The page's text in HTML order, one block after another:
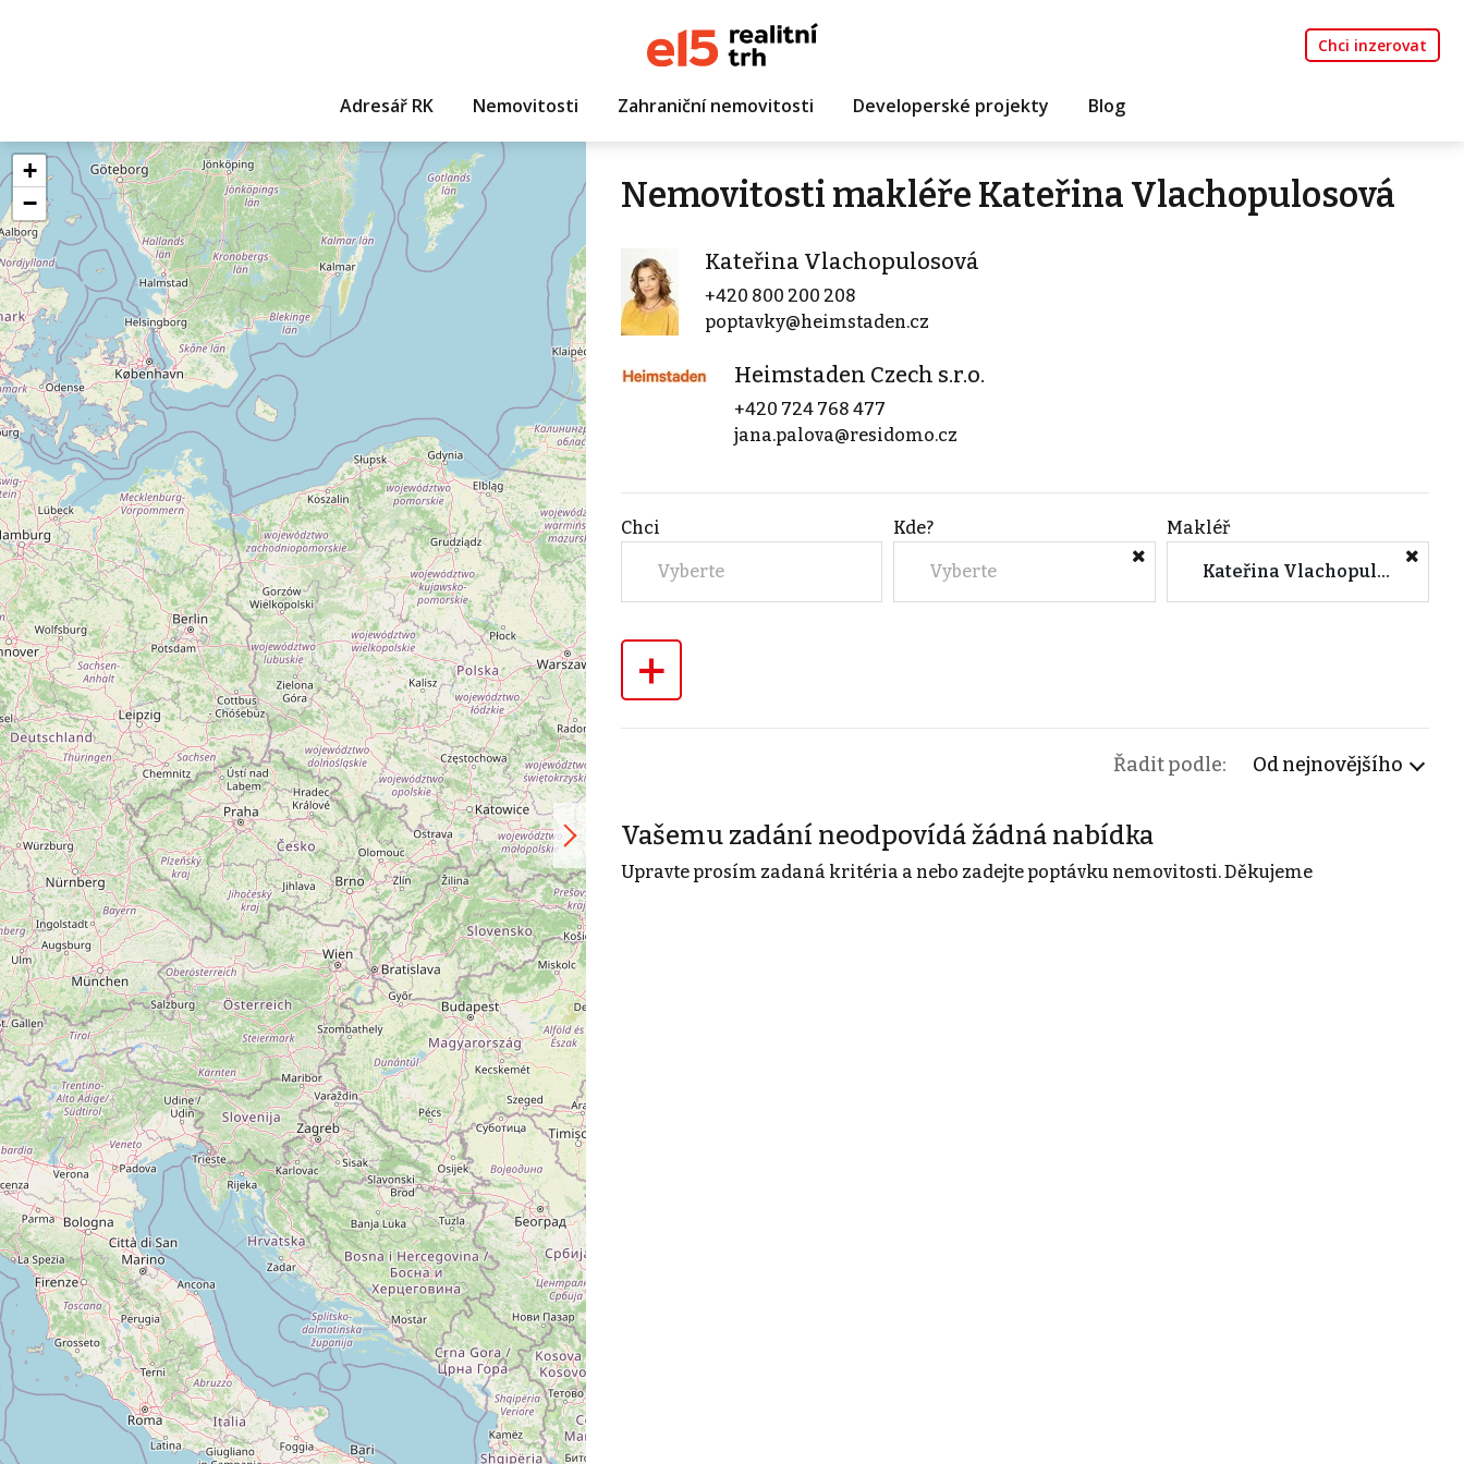
Chci inzerovat
Adresář RK Nemovitosti Zahraniční nemovitosti Developerské projekty Blog
+
−
Nemovitosti makléře Kateřina Vlachopulosová
Kateřina Vlachopulosová
+420 800 200 208
poptavky@heimstaden.cz
Heimstaden Czech s.r.o.
+420 724 768 477
jana.palova@residomo.cz
Chci
Vyberte
Kde?
Vyberte
Makléř
Kateřina Vlachopulosová (Heimstaden Czech s.r.o.)
+
Řadit podle: Od nejnovějšího
Vašemu zadání neodpovídá žádná nabídka
Upravte prosím zadaná kritéria a nebo zadejte poptávku nemovitosti. Děkujeme